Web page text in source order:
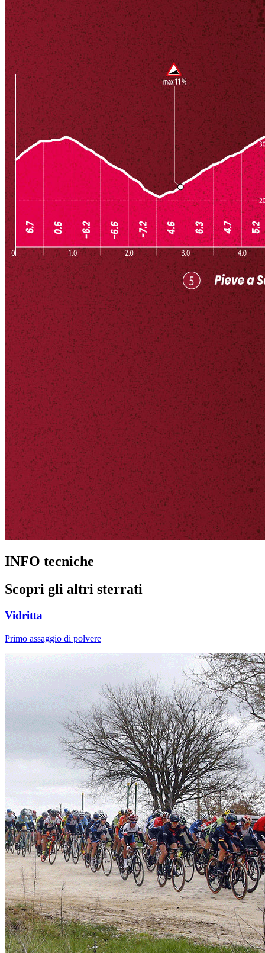
INFO tecniche
Scopri gli altri sterrati
Vidritta
Primo assaggio di polvere